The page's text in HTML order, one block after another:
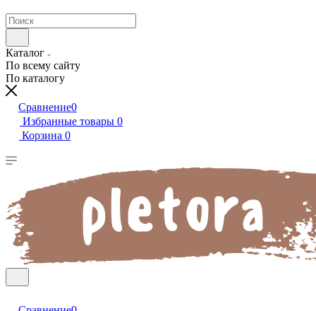
Каталог
По всему сайту
По каталогу
Сравнение0
Избранные товары 0
Корзина 0